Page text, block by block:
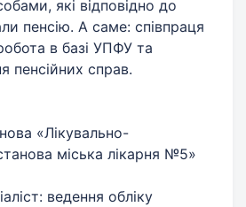
які відповідно до
пенсію. А саме: співпраця
в базі УПФУ та
пенсійних справ.
«Лікувально-
міська лікарня №5»
ведення обліку